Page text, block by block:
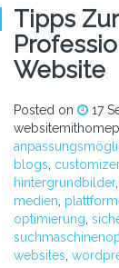
Tipps
Website
Posted on 17
blogs
hintergrundbilder,
medien
optimierung
websites